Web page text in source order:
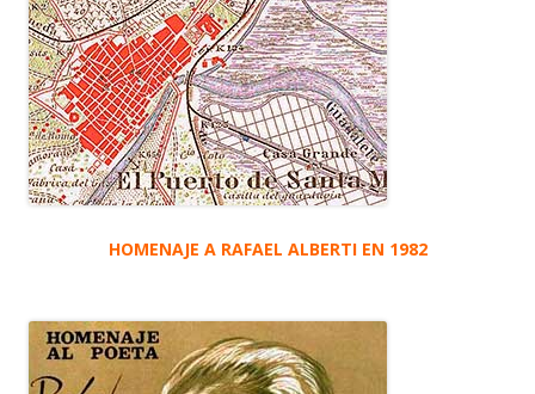
HOMENAJE A RAFAEL ALBERTI EN 1982